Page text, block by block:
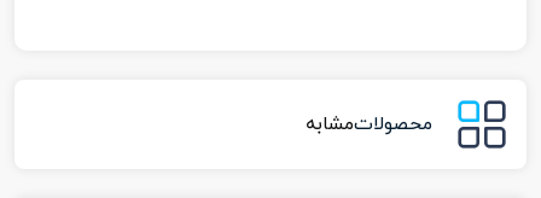
محصولاتمشابه